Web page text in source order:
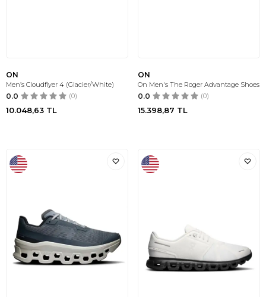
ON
Men’s Cloudflyer 4 (Glacier/White)
0.0 (0)
10.048,63 TL
ON
On Men's The Roger Advantage Shoes
0.0 (0)
15.398,87 TL